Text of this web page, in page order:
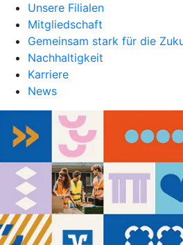
Unsere Filialen
Mitgliedschaft
Gemeinsam stark für die
Nachhaltigkeit
Karriere
News